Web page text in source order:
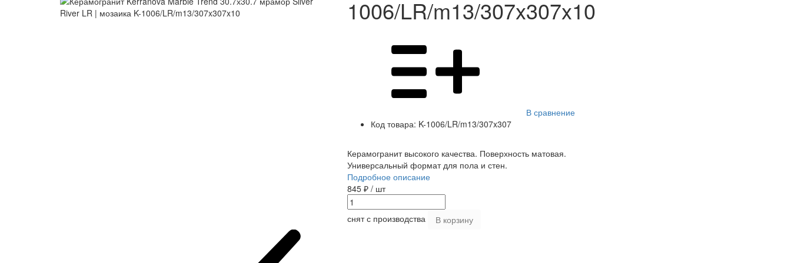
1006/LR/m13/307x307x10
В сравнение
Код товара: K-1006/LR/m13/307x307
Керамогранит высокого качества. Поверхность матовая.
Универсальный формат для пола и стен.
Подробное описание
845 ₽ / шт
снят с производства В корзину